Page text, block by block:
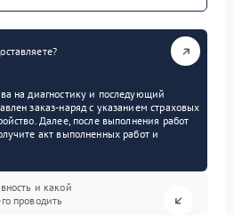
на диагностику и последующий
заказ-наряд с указанием страховых
Далее, после выполнения работ
акт выполненных работ и
и какой
проводить